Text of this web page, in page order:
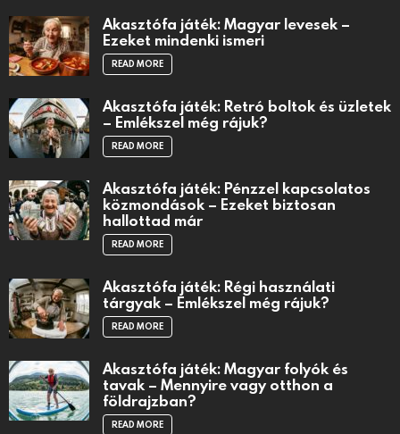
Akasztófa játék: Magyar levesek –
Ezeket mindenki ismeri
READ MORE
Akasztófa játék: Retró boltok és üzletek
– Emlékszel még rájuk?
READ MORE
Akasztófa játék: Pénzzel kapcsolatos
közmondások – Ezeket biztosan
hallottad már
READ MORE
Akasztófa játék: Régi használati
tárgyak – Emlékszel még rájuk?
READ MORE
Akasztófa játék: Magyar folyók és
tavak – Mennyire vagy otthon a
földrajzban?
READ MORE